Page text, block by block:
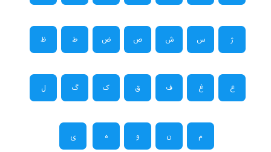
ژ س ش ص ض ط ظ
ع غ ف ق ک گ ل
م ن و ه ی